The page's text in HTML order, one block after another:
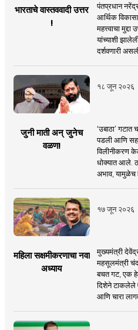
भारताचे वास्तववादी उत्तर
!
पंतप्रधान
आर्थिक
महत्त्वाचा
यांच्याशी
दर्शवणारी
१८ जून २०२६
जुनी माती अन् जुनेच
वळण!
‘उबाठा’ गटात
पडली आणि
विलीनीकरण
धोक्यात आले.
अभाव, यामुळेच
१७ जून २०२६
महिला सक्षमीकरणाचा नवा
अध्याय
मुख्यमंत्री
महसूलमंत्री
बचत गट, एक
दिशेने टाकलेले
आणि चारा